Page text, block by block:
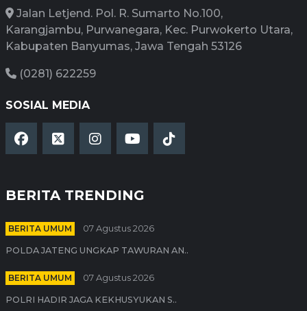
Jalan Letjend. Pol. R. Sumarto No.100,
Karangjambu, Purwanegara, Kec. Purwokerto Utara,
Kabupaten Banyumas, Jawa Tengah 53126
(0281) 622259
SOSIAL MEDIA
BERITA TRENDING
BERITA UMUM 07 Agustus 2026
POLDA JATENG UNGKAP TAWURAN AN..
BERITA UMUM 07 Agustus 2026
POLRI HADIR JAGA KEKHUSYUKAN S..